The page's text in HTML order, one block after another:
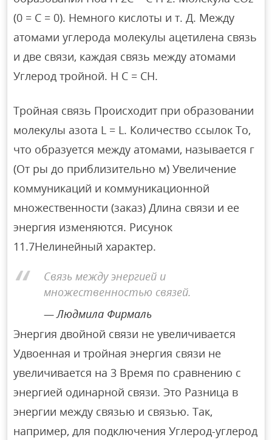
(0 = C = 0). Немного кислоты и т. Д. Между
атомами углерода молекулы ацетилена связь
и две связи, каждая связь между атомами
Углерод тройной. H C = CH.
Тройная связь Происходит при образовании
молекулы азота L = L. Количество ссылок То,
что образуется между атомами, называется г
(От ры до приблизительно м) Увеличение
коммуникаций и коммуникационной
множественности (заказ) Длина связи и ее
энергия изменяются. Рисунок
11.7Нелинейный характер.
Связь между энергией и
множественностью связей.
Людмила Фирмаль
Энергия двойной связи не увеличивается
Удвоенная и тройная энергия связи не
увеличивается на 3 Время по сравнению с
энергией одинарной связи. Это Разница в
энергии между связью и связью. Так,
например, для подключения Углерод-углерод